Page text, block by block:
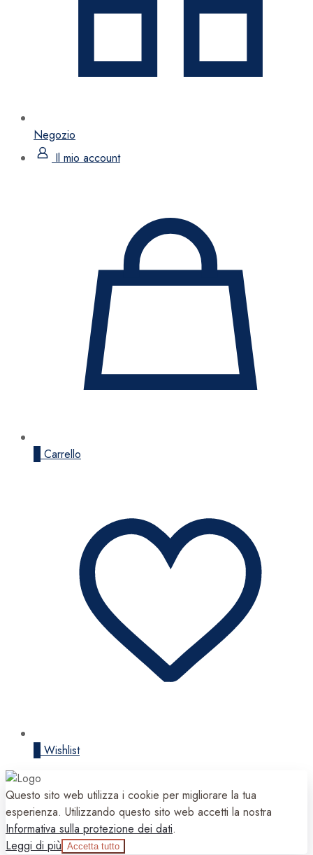
Negozio
Il mio account
Carrello
Wishlist
Questo sito web utilizza i cookie per migliorare la tua
esperienza. Utilizzando questo sito web accetti la nostra
Informativa sulla protezione dei dati.
Leggi di più Accetta tutto